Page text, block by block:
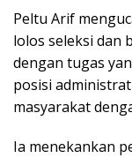
Peltu Arif
lolos seleksi dan
dengan tugas
posisi
masyarakat
Ia menekankan